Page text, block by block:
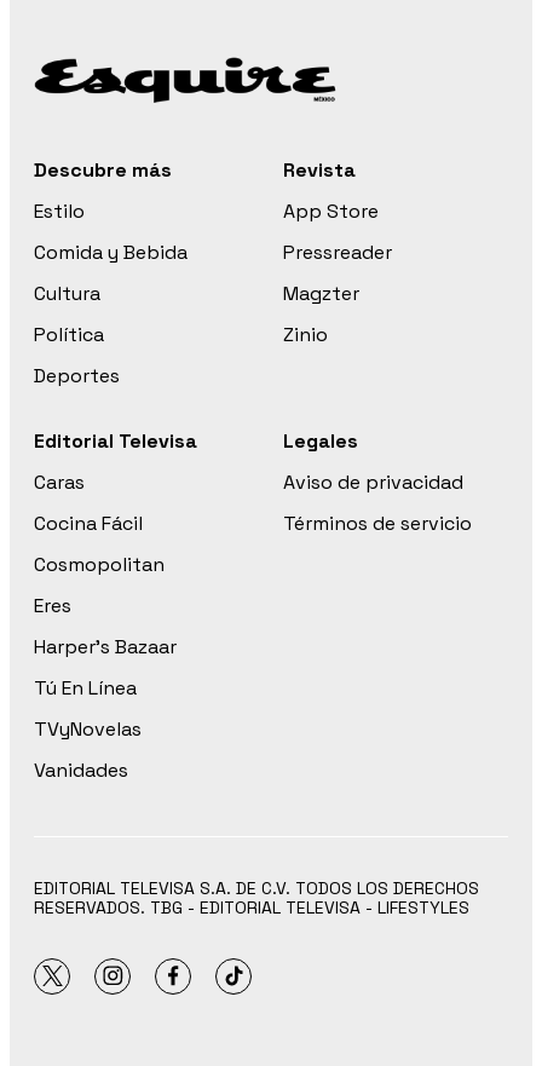
Descubre más
Estilo
Comida y Bebida
Cultura
Política
Deportes
Revista
App Store
Pressreader
Magzter
Zinio
Editorial Televisa
Caras
Cocina Fácil
Cosmopolitan
Eres
Harper’s Bazaar
Tú En Línea
TVyNovelas
Vanidades
Legales
Aviso de privacidad
Términos de servicio
EDITORIAL TELEVISA S.A. DE C.V. TODOS LOS DERECHOS
RESERVADOS. TBG - EDITORIAL TELEVISA - LIFESTYLES
twitterinstagram
facebooktiktok